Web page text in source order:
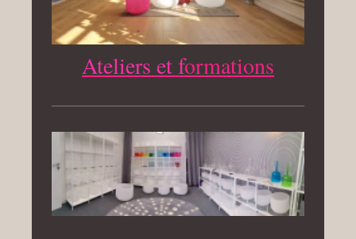
Ateliers et formations